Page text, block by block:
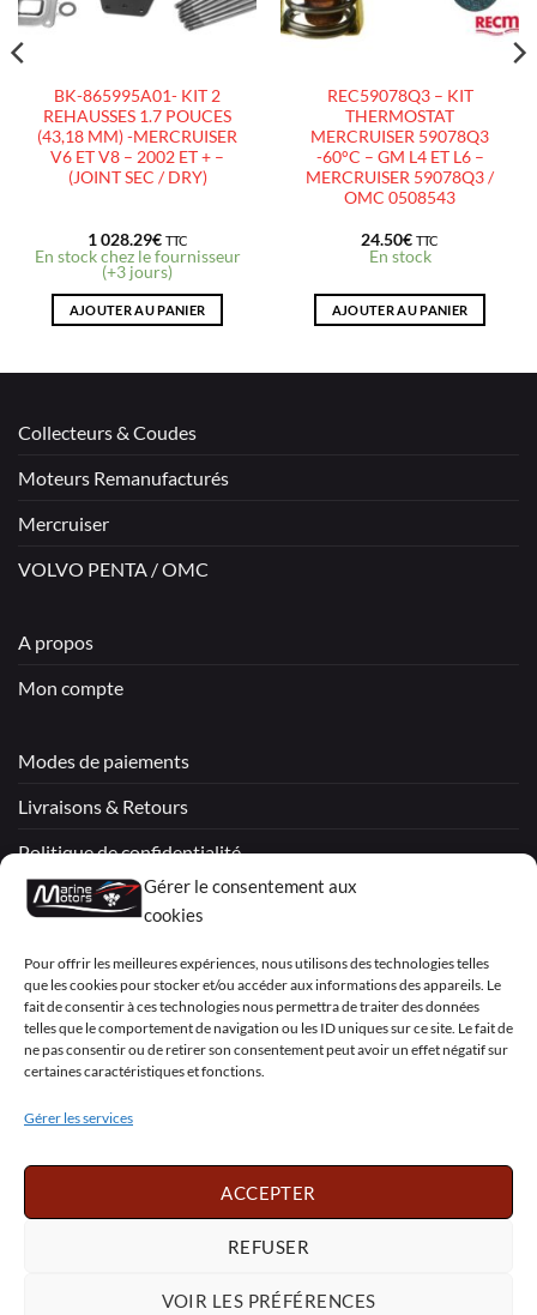
Gérer le consentement aux
cookies
Pour offrir les meilleures expériences, nous utilisons des technologies telles
que les cookies pour stocker et/ou accéder aux informations des appareils. Le
fait de consentir à ces technologies nous permettra de traiter des données
telles que le comportement de navigation ou les ID uniques sur ce site. Le fait de
ne pas consentir ou de retirer son consentement peut avoir un effet négatif sur
certaines caractéristiques et fonctions.
Gérer les services
ACCEPTER
REFUSER
VOIR LES PRÉFÉRENCES
BK-865995A01- KIT 2
REHAUSSES 1.7 POUCES
(43,18 MM) -MERCRUISER
V6 ET V8 – 2002 ET + –
(JOINT SEC / DRY)
1 028.29€ TTC
En stock chez le fournisseur
(+3 jours)
AJOUTER AU PANIER
REC59078Q3 – KIT
THERMOSTAT
MERCRUISER 59078Q3
-60°C – GM L4 ET L6 –
MERCRUISER 59078Q3 /
OMC 0508543
24.50€ TTC
En stock
AJOUTER AU PANIER
Collecteurs & Coudes
Moteurs Remanufacturés
Mercruiser
VOLVO PENTA / OMC
A propos
Mon compte
Modes de paiements
Livraisons & Retours
Politique de confidentialité
Mentions légales
Déclaration de confidentialité (UE)
Visa PayPal
English Deutsch